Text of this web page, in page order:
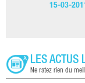
15-03-
LES ACTUS
Ne ratez rien du